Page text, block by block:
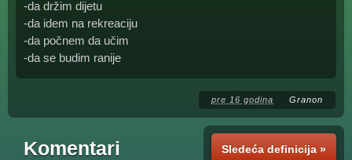
-da držim dijetu
-da idem na rekreaciju
-da počnem da učim
-da se budim ranije
pre 16 godina Granon
Sledeća definicija »
Komentari